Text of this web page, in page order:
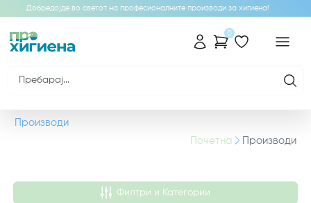
Добредојде во светот на професионалните производи за хигиена!
0
Производи
Почетна
Производи
Филтри и Категории